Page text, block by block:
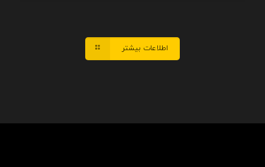
اطلاعات بیشتر